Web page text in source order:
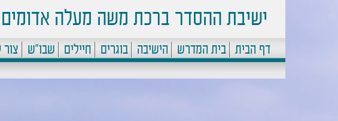
ישיבת ההסדר ברכת משה מעלה אדומים
דף הבית בית המדרש הישיבה בוגרים חיילים שבו"ש